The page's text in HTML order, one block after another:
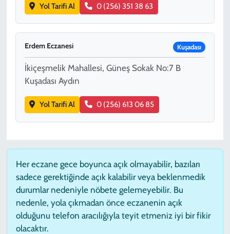
Yol Tarifi Al 0 (256) 351 38 63
Erdem Eczanesi Kuşadası
İkiçeşmelik Mahallesi, Güneş Sokak No:7 B
Kuşadası Aydın
Yol Tarifi Al 0 (256) 613 06 85
Her eczane gece boyunca açık olmayabilir, bazıları
sadece gerektiğinde açık kalabilir veya beklenmedik
durumlar nedeniyle nöbete gelemeyebilir. Bu
nedenle, yola çıkmadan önce eczanenin açık
olduğunu telefon aracılığıyla teyit etmeniz iyi bir fikir
olacaktır.